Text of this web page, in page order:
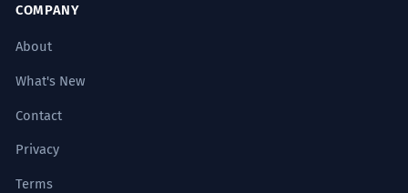
COMPANY
About
What's New
Contact
Privacy
Terms